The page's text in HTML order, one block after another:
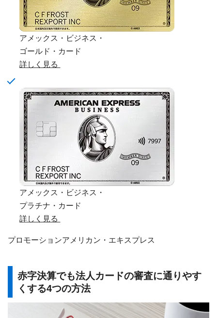
アメックス・ビジネス・
ゴールド・カード
詳しく見る
アメックス・ビジネス・
プラチナ・カード
詳しく見る
プロモーションアメリカン・エキスプレス
赤字決算でも法人カードの審査に通りやす
くする4つの方法